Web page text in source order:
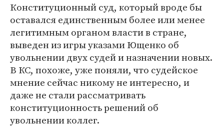
Конституционный суд, который вроде бы
оставался единственным более или менее
легитимным органом власти в стране,
выведен из игры указами Ющенко об
увольнении двух судей и назначении новых.
В КС, похоже, уже поняли, что судейское
мнение сейчас никому не интересно, и
даже не стали рассматривать
конституционность решений об
увольнении коллег.